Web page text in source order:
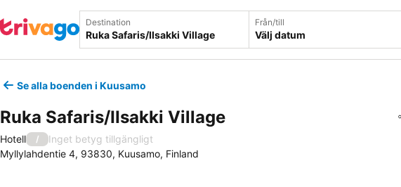
Destination Från/till
Välj datum
Se alla boenden i Kuusamo
Ruka Safaris/IIsakki Village
Hotell /
Inget betyg tillgängligt
Myllylahdentie 4, 93830, Kuusamo, Finland